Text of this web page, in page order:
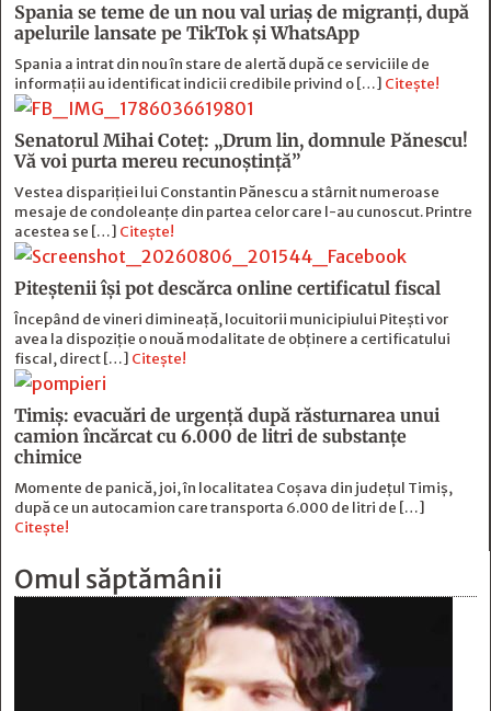
Spania se teme de un nou val uriaș de migranți, după
apelurile lansate pe TikTok și WhatsApp
Spania a intrat din nou în stare de alertă după ce serviciile de
informații au identificat indicii credibile privind o […] Citește!
Senatorul Mihai Coteț: „Drum lin, domnule Pănescu!
Vă voi purta mereu recunoștință”
Vestea dispariției lui Constantin Pănescu a stârnit numeroase
mesaje de condoleanțe din partea celor care l-au cunoscut. Printre
acestea se […] Citește!
Piteștenii își pot descărca online certificatul fiscal
Începând de vineri dimineață, locuitorii municipiului Pitești vor
avea la dispoziție o nouă modalitate de obținere a certificatului
fiscal, direct […] Citește!
Timiș: evacuări de urgență după răsturnarea unui
camion încărcat cu 6.000 de litri de substanțe
chimice
Momente de panică, joi, în localitatea Coșava din județul Timiș,
după ce un autocamion care transporta 6.000 de litri de […]
Citește!
Omul săptămânii